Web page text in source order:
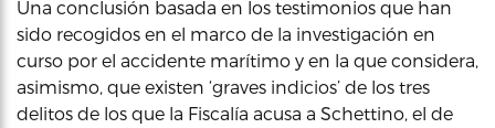
Una conclusión basada en los testimonios que han
sido recogidos en el marco de la investigación en
curso por el accidente marítimo y en la que considera,
asimismo, que existen ‘graves indicios’ de los tres
delitos de los que la Fiscalía acusa a Schettino, el de